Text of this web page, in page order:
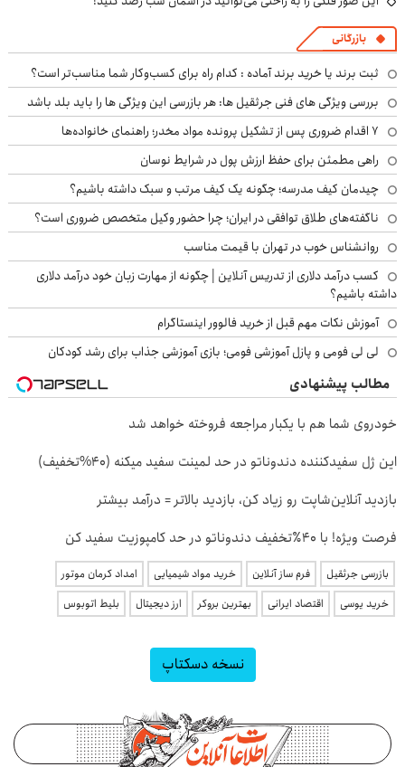
بازرگانی
ثبت برند یا خرید برند آماده : کدام راه برای کسب‌وکار شما مناسب‌تر است؟
بررسی ویژگی های فنی جرثقیل ها: هر بازرسی این ویژگی ها را باید بلد باشد
۷ اقدام ضروری پس از تشکیل پرونده مواد مخدر؛ راهنمای خانواده‌ها
راهی مطمئن برای حفظ ارزش پول در شرایط نوسان
چیدمان کیف مدرسه؛ چگونه یک کیف مرتب و سبک داشته باشیم؟
ناگفته‌های طلاق توافقی در ایران؛ چرا حضور وکیل متخصص ضروری است؟
روانشناس خوب در تهران با قیمت مناسب
کسب درآمد دلاری از تدریس آنلاین | چگونه از مهارت زبان خود درآمد دلاری
داشته باشیم؟
آموزش نکات مهم قبل از خرید فالوور اینستاگرام
لی لی فومی و پازل آموزشی فومی؛ بازی آموزشی جذاب برای رشد کودکان
مطالب پیشنهادی
خودروی شما هم با یکبار مراجعه فروخته خواهد شد
این ژل سفیدکننده دندوناتو در حد لمینت سفید میکنه (40%تخفیف)
بازدید آنلاین‌شاپت رو زیاد کن، بازدید بالاتر = درآمد بیشتر
فرصت ویژه! با 40٪تخفیف دندوناتو در حد کامپوزیت سفید کن
بازرسی جرثقیل فرم ساز آنلاین خرید مواد شیمیایی
امداد کرمان موتور
خرید یوسی
اقتصاد ایرانی بهترین بروکر ارز دیجیتال بلیط اتوبوس
نسخه دسکتاپ